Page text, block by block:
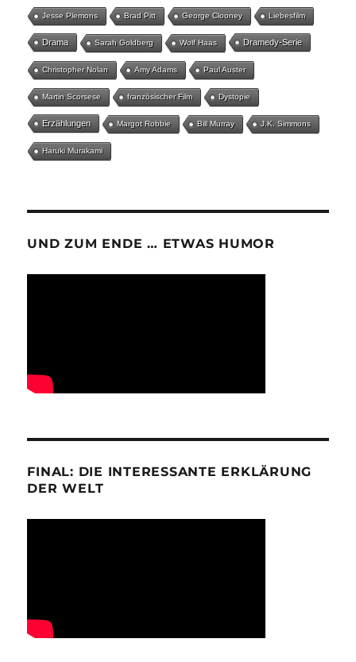
Jesse Plemons Brad Pitt George Clooney Liebesfilm
Drama Sarah Goldberg Wolf Haas Dramedy-Serie
Christopher Nolan Amy Adams Paul Auster
Martin Scorsese französischer Film Dystopie
Erzählungen Margot Robbie Bill Murray J.K. Simmons
Haruki Murakami
UND ZUM ENDE … ETWAS HUMOR
FINAL: DIE INTERESSANTE ERKLÄRUNG
DER WELT